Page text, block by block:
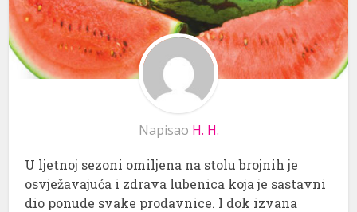
Napisao H. H.
U ljetnoj sezoni omiljena na stolu brojnih je
osvježavajuća i zdrava lubenica koja je sastavni
dio ponude svake prodavnice. I dok izvana